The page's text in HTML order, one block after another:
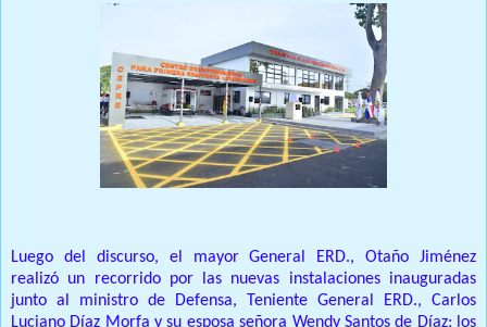
Luego del discurso, el mayor General ERD., Otaño Jiménez
realizó un recorrido por las nuevas instalaciones inauguradas
junto al ministro de Defensa, Teniente General ERD., Carlos
Luciano Díaz Morfa y su esposa señora Wendy Santos de Díaz; los